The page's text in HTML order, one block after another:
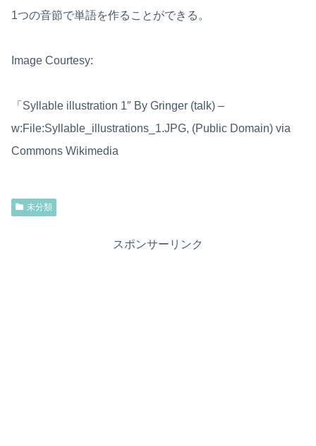
1つの音節で単語を作ることができる。
Image Courtesy:
「Syllable illustration 1″ By Gringer (talk) –
w:File:Syllable_illustrations_1.JPG, (Public Domain) via
Commons Wikimedia
未分類
スポンサーリンク